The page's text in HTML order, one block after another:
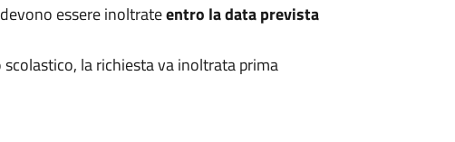
essere inoltrateentro la data prevista
la richiesta va inoltrata prima